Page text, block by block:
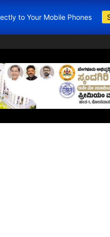
to Your Mobile Phones
BDA